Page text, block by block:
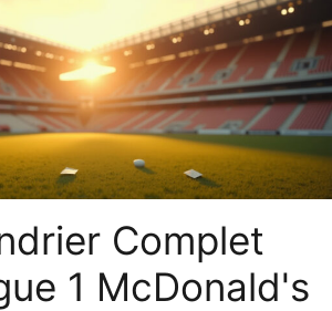
Complet
1 McDonald's